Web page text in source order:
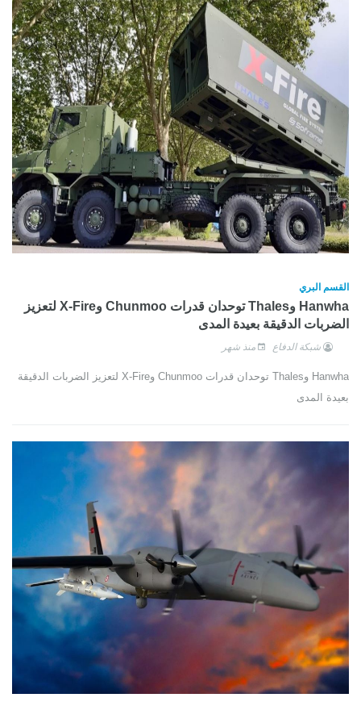
القسم البري
Hanwha وThales توحدان قدرات Chunmoo وX-Fire لتعزيز
الضربات الدقيقة بعيدة المدى
شبكة الدفاع منذ شهر
Hanwha وThales توحدان قدرات Chunmoo وX-Fire لتعزيز الضربات الدقيقة
بعيدة المدى